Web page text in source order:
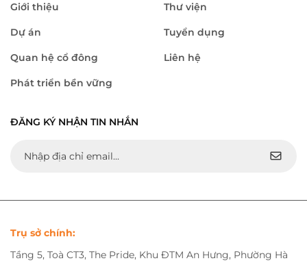
Giới thiệu
Dự án
Quan hệ cổ đông
Phát triển bền vững
Thư viện
Tuyển dụng
Liên hệ
ĐĂNG KÝ NHẬN TIN NHẮN
Trụ sở chính:
Tầng 5, Toà CT3, The Pride, Khu ĐTM An Hưng, Phường Hà